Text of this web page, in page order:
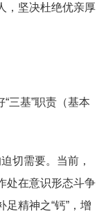
，坚决杜绝优亲厚
三基”职责（基本
切需要。当前，
处在意识形态斗争
精神之“钙”，增